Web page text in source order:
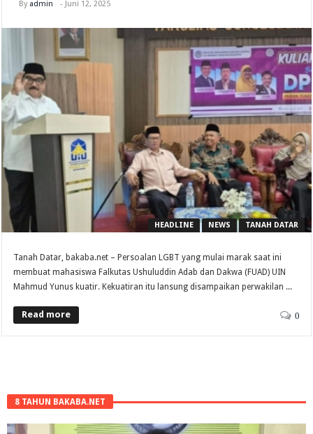
By admin - Juni 12, 2025
HEADLINE NEWS TANAH DATAR
Tanah Datar, bakaba.net – Persoalan LGBT yang mulai marak saat ini
membuat mahasiswa Falkutas Ushuluddin Adab dan Dakwa (FUAD) UIN
Mahmud Yunus kuatir. Kekuatiran itu lansung disampaikan perwakilan ...
Read more 0
8 TAHUN BAKABA.NET